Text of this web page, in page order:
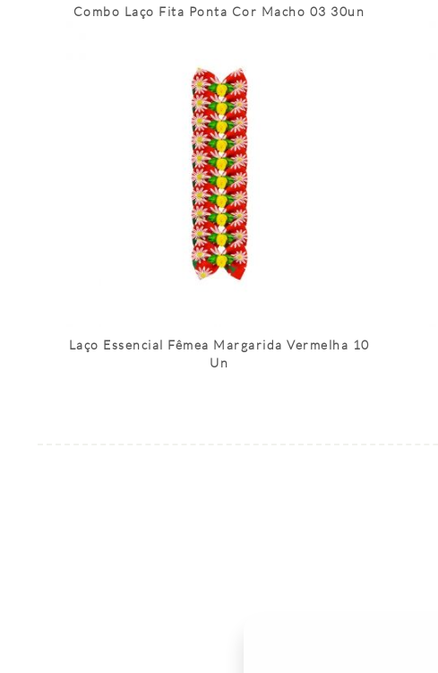
Combo Laço Fita Ponta Cor Macho 03 30un
Laço Essencial Fêmea Margarida Vermelha 10
Un